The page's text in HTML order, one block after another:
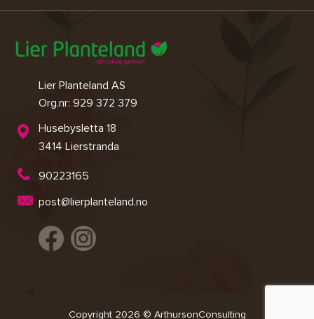
Lier Planteland AS
Org.nr: 929 372 379
Husebysletta 18
3414 Lierstranda
90223165
post@lierplanteland.no
Copyright 2026 © ArthursonConsulting